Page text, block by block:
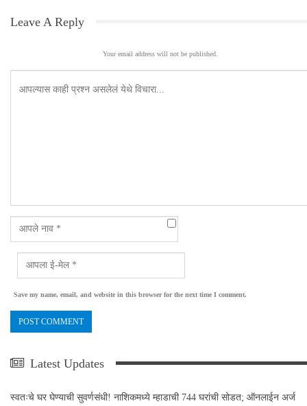
Leave A Reply
Your email address will not be published.
Save my name, email, and website in this browser for the next time I comment.
Latest Updates
स्वतःचे घर घेण्याची सुवर्णसंधी! नाशिकमध्ये म्हाडाची 744 घरांची सोडत; ऑनलाईन अर्ज